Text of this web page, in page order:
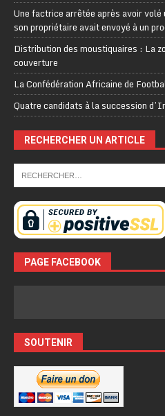
Une factrice arrêtée après avoir
son propriétaire avait envoyé à un
Distribution des moustiquaires : La
couverture
La Confédération Africaine de
Quatre candidats à la succession
RECHERCHER UN ARTICLE
PAGE FACEBOOK
SOUTENIR